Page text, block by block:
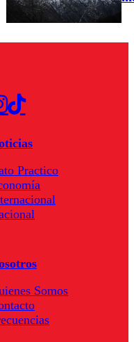
Practico
Somos